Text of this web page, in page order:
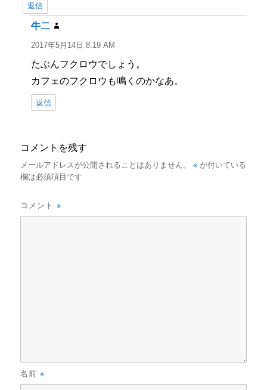
返信
牛二
り:
2017年5月14日 8:19 AM
たぶんフクロウでしょう。
カフェのフクロウも鳴くのかなあ。
返信
コメントを残す
メールアドレスが公開されることはありません。 ※ が付いている
欄は必須項目です
コメント※
名前※